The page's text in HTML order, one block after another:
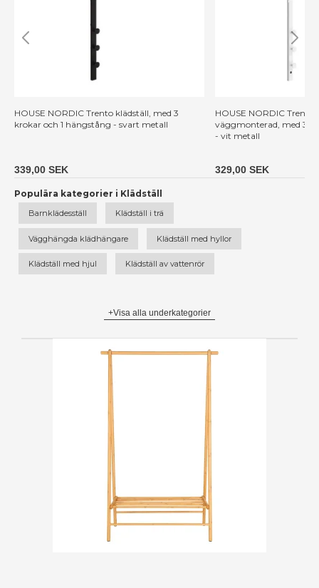
HOUSE NORDIC Trento klädställ, med 3
krokar och 1 hängstång - svart metall
339,00 SEK
HOUSE NORDIC Trento
väggmonterad, med 3
- vit metall
329,00 SEK
Populära kategorier i Klädställ
Barnklädesställ Klädställ i trä
Vägghängda klädhängare Klädställ med hyllor
Klädställ med hjul Klädställ av vattenrör
+Visa alla underkategorier